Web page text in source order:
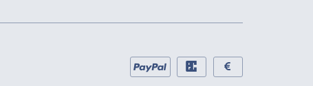
Bei
uns
PayPal
bei
bei